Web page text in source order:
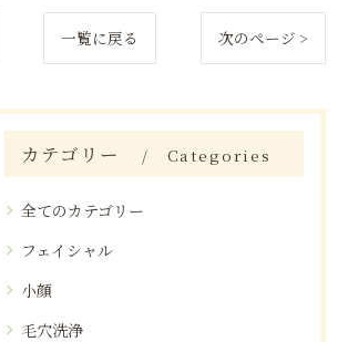
一覧に戻る 次のページ >
カテゴリー Categories
全てのカテゴリー
フェイシャル
小顔
毛穴洗浄